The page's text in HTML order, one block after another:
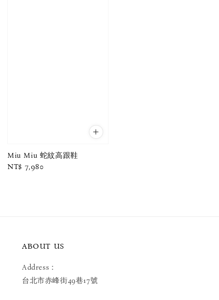
Miu Miu 蛇紋高跟鞋
Regular
NT$ 7,980
ABOUT US
Address：
台北市赤峰街49巷17號